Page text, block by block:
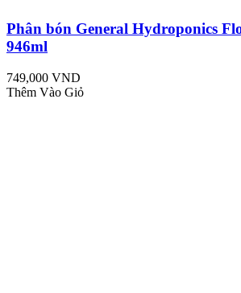
Phân bón General Hydroponics
946ml
749,000 VND
Thêm Vào Giỏ